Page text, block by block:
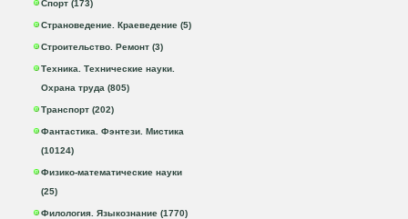
Спорт (173)
Страноведение. Краеведение (5)
Строительство. Ремонт (3)
Техника. Технические науки.
Охрана труда (805)
Транспорт (202)
Фантастика. Фэнтези. Мистика
(10124)
Физико-математические науки
(25)
Филология. Языкознание (1770)